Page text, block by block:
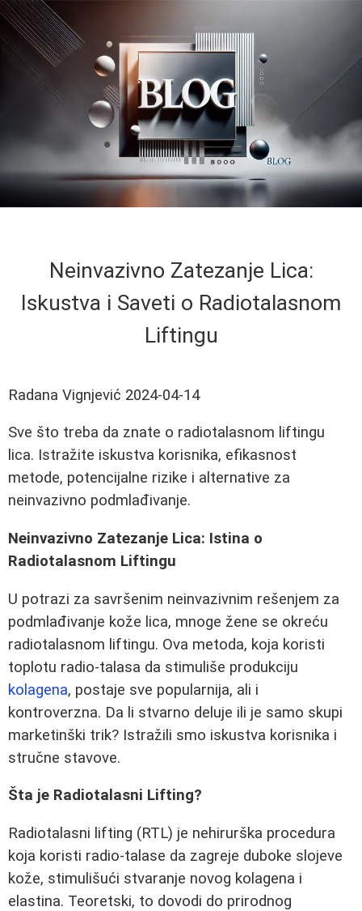
Neinvazivno Zatezanje Lica:
Iskustva i Saveti o Radiotalasnom
Liftingu
Radana Vignjević 2024-04-14
Sve što treba da znate o radiotalasnom liftingu
lica. Istražite iskustva korisnika, efikasnost
metode, potencijalne rizike i alternative za
neinvazivno podmlađivanje.
Neinvazivno Zatezanje Lica: Istina o
Radiotalasnom Liftingu
U potrazi za savršenim neinvazivnim rešenjem za
podmlađivanje kože lica, mnoge žene se okreću
radiotalasnom liftingu. Ova metoda, koja koristi
toplotu radio-talasa da stimuliše produkciju
kolagena, postaje sve popularnija, ali i
kontroverzna. Da li stvarno deluje ili je samo skupi
marketinški trik? Istražili smo iskustva korisnika i
stručne stavove.
Šta je Radiotalasni Lifting?
Radiotalasni lifting (RTL) je nehirurška procedura
koja koristi radio-talase da zagreje duboke slojeve
kože, stimulišući stvaranje novog kolagena i
elastina. Teoretski, to dovodi do prirodnog